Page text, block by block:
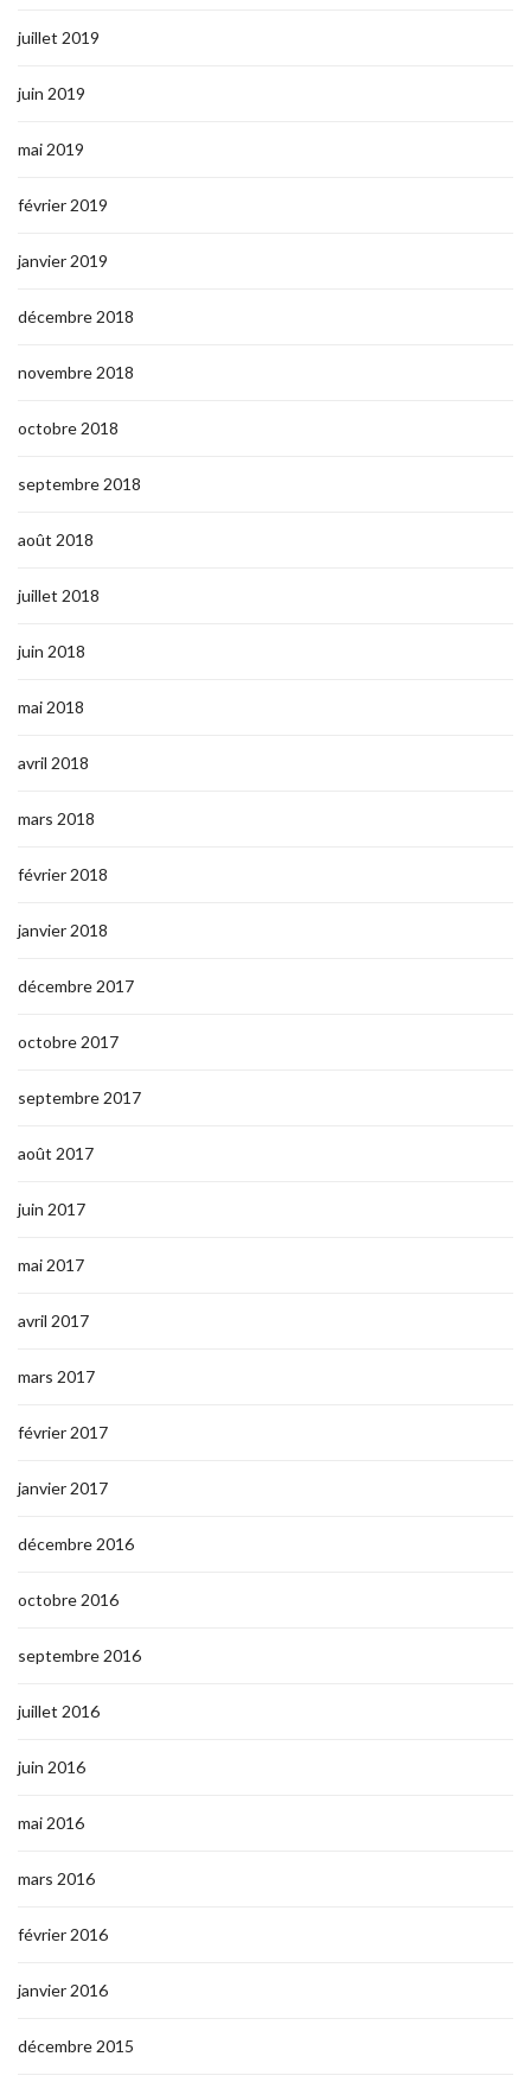
juillet 2019
juin 2019
mai 2019
février 2019
janvier 2019
décembre 2018
novembre 2018
octobre 2018
septembre 2018
août 2018
juillet 2018
juin 2018
mai 2018
avril 2018
mars 2018
février 2018
janvier 2018
décembre 2017
octobre 2017
septembre 2017
août 2017
juin 2017
mai 2017
avril 2017
mars 2017
février 2017
janvier 2017
décembre 2016
octobre 2016
septembre 2016
juillet 2016
juin 2016
mai 2016
mars 2016
février 2016
janvier 2016
décembre 2015